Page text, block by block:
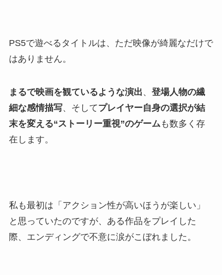
PS5で遊べるタイトルは、ただ映像が綺麗なだけで
はありません。
まるで映画を観ているような演出 、 登場人物の繊
細な感情描写、そしてプレイヤー自身の選択が結
末を変える“ストーリー重視”のゲームも数多く存
在します。
私も最初は「アクション性が高いほうが楽しい」
と思っていたのですが、ある作品をプレイした
際、エンディングで不意に涙がこぼれました。